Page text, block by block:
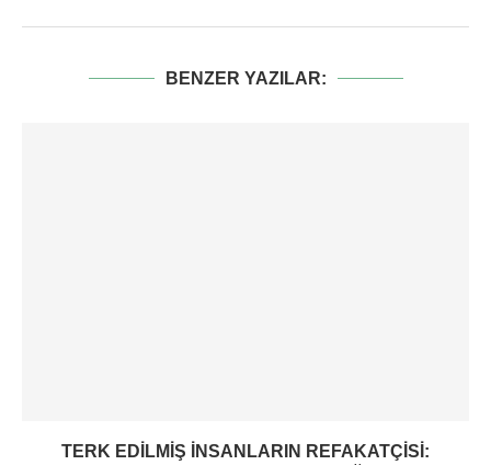
BENZER YAZILAR:
TERK EDILMIŞ INSANLARIN REFAKATÇISI: